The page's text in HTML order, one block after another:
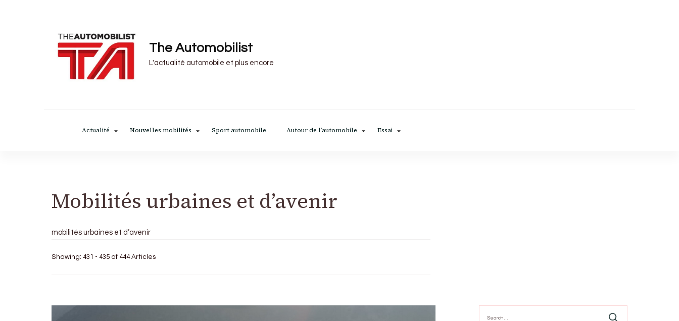
The Automobilist
L'actualité automobile et plus encore
Actualité Nouvelles mobilités Sport automobile Autour de l’automobile Essai
Mobilités urbaines et d’avenir
mobilités urbaines et d’avenir
Showing: 431 - 435 of 444 Articles
for: